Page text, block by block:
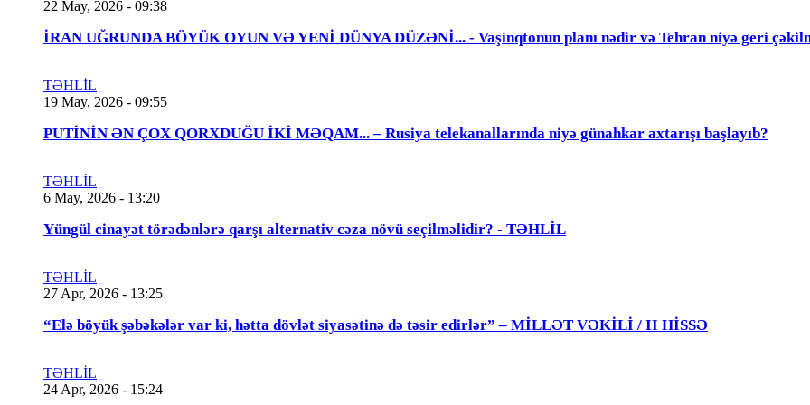
22 May, 2026 - 09:38
İRAN UĞRUNDA BÖYÜK OYUN VƏ YENİ DÜNYA DÜZƏNİ... - Vaşinqtonun planı nədir və Tehran niyə geri
TƏHLİL
19 May, 2026 - 09:55
PUTİNİN ƏN ÇOX QORXDUĞU İKİ MƏQAM... – Rusiya telekanallarında niyə günahkar axtarışı başlayıb?
TƏHLİL
6 May, 2026 - 13:20
Yüngül cinayət törədənlərə qarşı alternativ cəza növü seçilməlidir? - TƏHLİL
TƏHLİL
27 Apr, 2026 - 13:25
“Elə böyük şəbəkələr var ki, hətta dövlət siyasətinə də təsir edirlər” – MİLLƏT VƏKİLİ / II HİSSƏ
TƏHLİL
24 Apr, 2026 - 15:24